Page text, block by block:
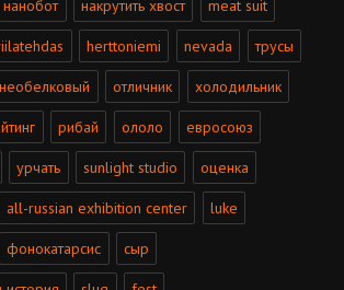
нанобот накрутить хвост meat suit
herttoniemi nevada трусы
необелковый отличник холодильник
рибай ололо евросоюз
урчать sunlight studio оценка
all-russian exhibition center luke
фонокатарсис сыр